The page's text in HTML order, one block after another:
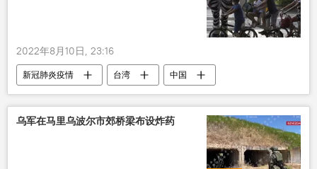
2022年8月10日, 23:16
新冠肺炎疫情 台湾
中国
新冠病毒
乌军在马里乌波尔市郊桥梁布设炸药